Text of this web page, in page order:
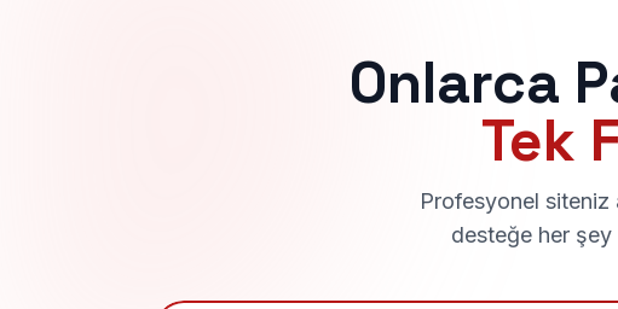
Onlarca
Tek
Profesyonel siteniz
desteğe her şey